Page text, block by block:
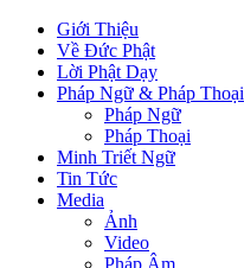
Giới Thiệu
Về Đức Phật
Lời Phật Dạy
Pháp Ngữ & Pháp Thoại
Pháp Ngữ
Pháp Thoại
Minh Triết Ngữ
Tin Tức
Media
Ảnh
Video
Pháp Âm